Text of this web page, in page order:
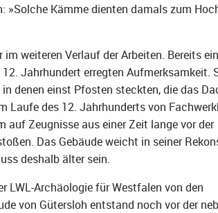
»Solche Kämme dienten damals zum
weiteren Verlauf der Arbeiten. Bereits
Jahrhundert erregten Aufmerksamkeit.
denen einst Pfosten steckten, die das
Laufe des 12. Jahrhunderts von
auf Zeugnisse aus einer Zeit lange vor der
Das Gebäude weicht in seiner
deshalb älter sein.
LWL-Archäologie für Westfalen von den
von Gütersloh entstand noch vor der